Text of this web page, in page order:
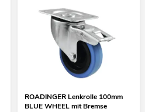
ROADINGER Lenkrolle 100mm
BLUE WHEEL mit Bremse